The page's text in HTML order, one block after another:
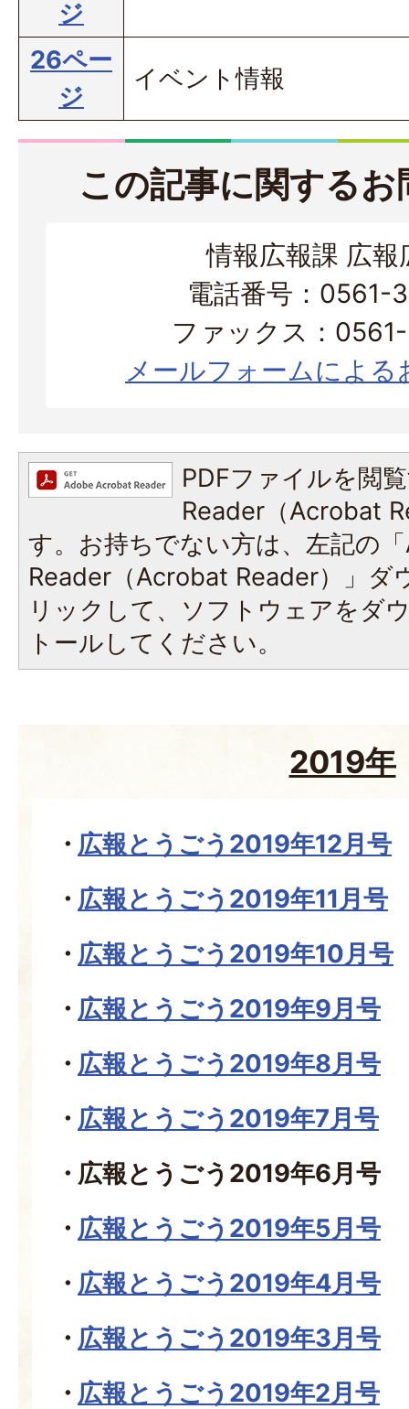
ジ
26ペー
ジ
イベント情報
この記事に関する
情報広報課 広報
電話番号：0561-
ファックス：
メールフォームによる
PDFファイルを閲
Reader（Acrobat
す。お持ちでない方は、左記の
Reader（Acrobat Reader）」ダ
リックして、ソフトウェアをダ
トールしてください。
2019年
広報とうごう2019年12月号
広報とうごう2019年11月号
広報とうごう2019年10月号
広報とうごう2019年9月号
広報とうごう2019年8月号
広報とうごう2019年7月号
広報とうごう2019年6月号
広報とうごう2019年5月号
広報とうごう2019年4月号
広報とうごう2019年3月号
広報とうごう2019年2月号